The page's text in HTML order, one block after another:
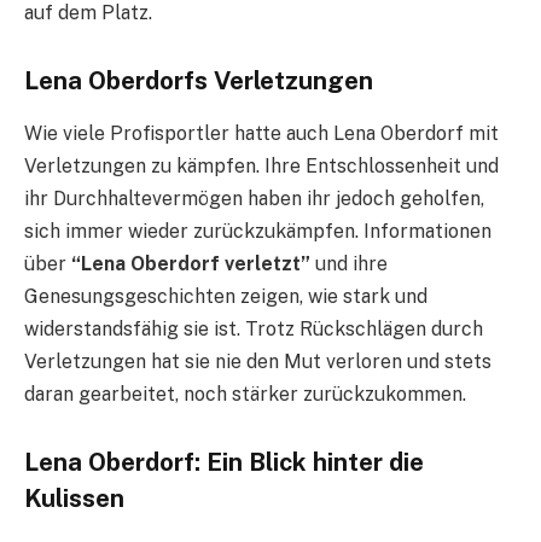
auf dem Platz.
Lena Oberdorfs Verletzungen
Wie viele Profisportler hatte auch Lena Oberdorf mit
Verletzungen zu kämpfen. Ihre Entschlossenheit und
ihr Durchhaltevermögen haben ihr jedoch geholfen,
sich immer wieder zurückzukämpfen. Informationen
über “Lena Oberdorf verletzt” und ihre
Genesungsgeschichten zeigen, wie stark und
widerstandsfähig sie ist. Trotz Rückschlägen durch
Verletzungen hat sie nie den Mut verloren und stets
daran gearbeitet, noch stärker zurückzukommen.
Lena Oberdorf: Ein Blick hinter die
Kulissen